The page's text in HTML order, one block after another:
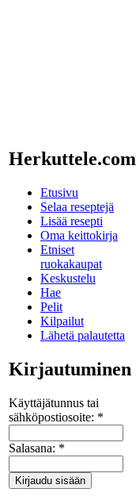
Herkuttele.com
Etusivu
Selaa reseptejä
Lisää resepti
Oma keittokirja
Etniset
ruokakaupat
Keskustelu
Hae
Pelit
Kilpailut
Lähetä palautetta
Kirjautuminen
Käyttäjätunnus tai
sähköpostiosoite: *
Salasana: *